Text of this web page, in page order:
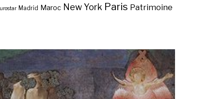
Madrid Maroc New York Paris Patrimoine